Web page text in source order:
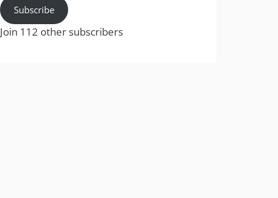
Subscribe
Join 112 other subscribers